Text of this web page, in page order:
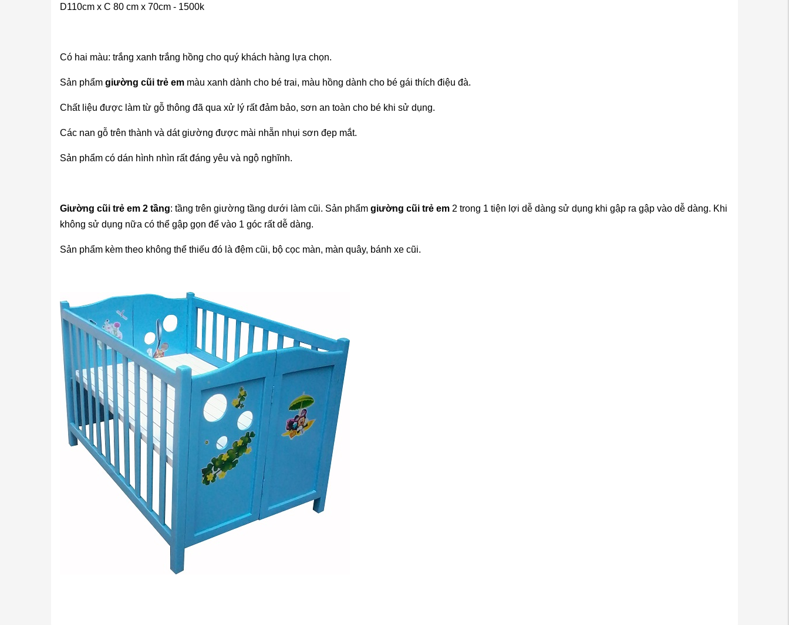
D110cm x C 80 cm x 70cm - 1500k
Có hai màu: trắng xanh trắng hồng cho quý khách hàng lựa chọn.
Sản phẩm giường cũi trẻ em màu xanh dành cho bé trai, màu hồng dành cho bé gái thích điệu đà.
Chất liệu được làm từ gỗ thông đã qua xử lý rất đảm bảo, sơn an toàn cho bé khi sử dụng.
Các nan gỗ trên thành và dát giường được mài nhẵn nhụi sơn đẹp mắt.
Sản phẩm có dán hình nhìn rất đáng yêu và ngộ nghĩnh.
Giường cũi trẻ em 2 tầng: tầng trên giường tầng dưới làm cũi. Sản phẩm giường cũi trẻ em 2 trong 1 tiện lợi dễ dàng sử dụng khi gập ra gập vào dễ dàng. Khi
không sử dụng nữa có thể gập gọn để vào 1 góc rất dễ dàng.
Sản phẩm kèm theo không thể thiếu đó là đệm cũi, bộ cọc màn, màn quây, bánh xe cũi.